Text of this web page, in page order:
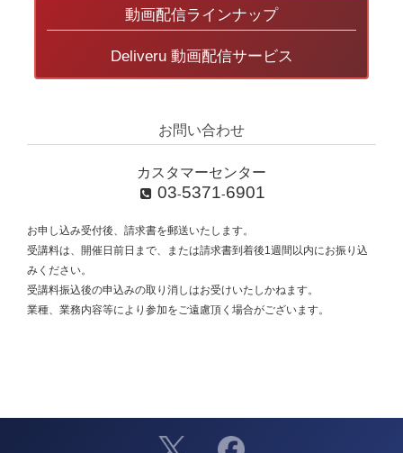
動画配信ラインナップ
Deliveru 動画配信サービス
お問い合わせ
カスタマーセンター
03-5371-6901
お申し込み受付後、請求書を郵送いたします。
受講料は、開催日前日まで、または請求書到着後1週間以内にお振り込
みください。
受講料振込後の申込みの取り消しはお受けいたしかねます。
業種、業務内容等により参加をご遠慮頂く場合がございます。